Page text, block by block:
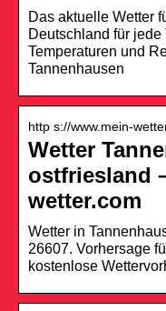
Das aktuelle Wetter
Deutschland für
Temperaturen und
Tannenhausen
http s://www.mein-
Wetter
ostfriesland
wetter.com
Wetter in
26607. Vorhersage
kostenlose